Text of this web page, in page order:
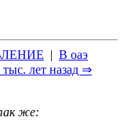
| В оаэ
лет назад ⇒
же: